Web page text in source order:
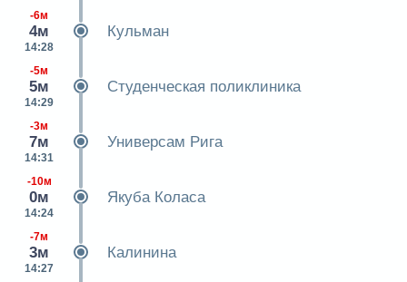
-6м
4м
14:28
Кульман
-5м
5м
14:29
Студенческая поликлиника
-3м
7м
14:31
Универсам Рига
-10м
0м
14:24
Якуба Коласа
-7м
3м
14:27
Калинина